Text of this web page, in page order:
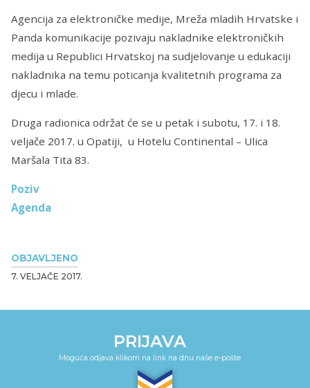
OBJAVLJENO
7. VELJAČE 2017.
Agencija za elektroničke medije, Mreža mladih Hrvatske i
Panda komunikacije pozivaju nakladnike elektroničkih
medija u Republici Hrvatskoj na sudjelovanje u edukaciji
nakladnika na temu poticanja kvalitetnih programa za
djecu i mlade.
Druga radionica održat će se u petak i subotu, 17. i 18.
veljače 2017. u Opatiji, u Hotelu Continental – Ulica
Maršala Tita 83.
Poziv
Agenda
PRIJAVA
Moguća odjava klikom na link na dnu naše e-pošte